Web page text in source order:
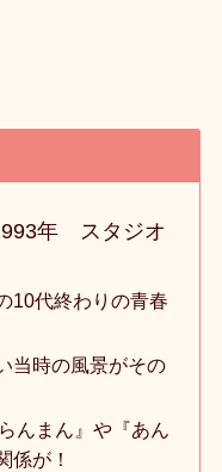
年 スタジオ
代終わりの青春
当時の風景がその
んまん』や『あん
係が！